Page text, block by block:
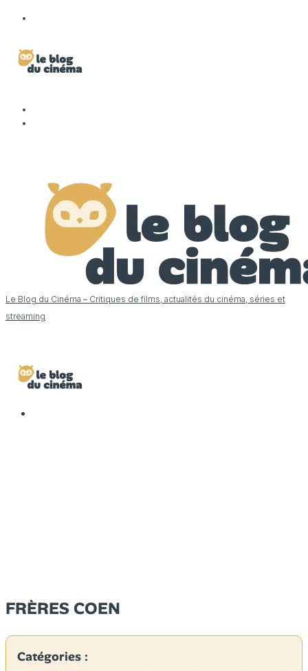
Le Blog du Cinéma – Critiques de films, actualités du cinéma, séries et
streaming
FRÈRES COEN
Catégories :